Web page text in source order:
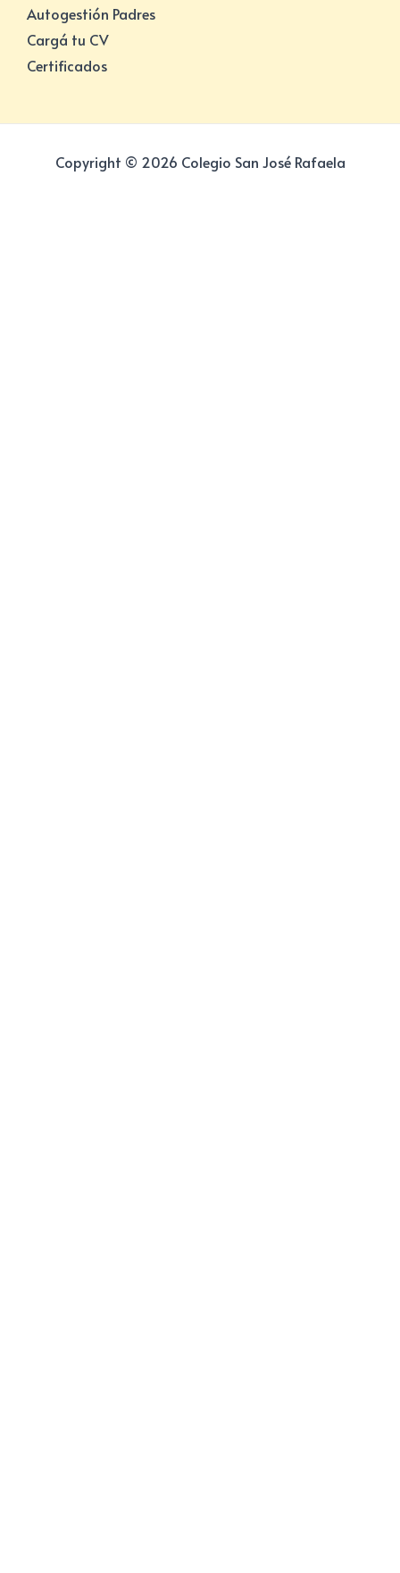
Autogestión Padres
Cargá tu CV
Certificados
Copyright © 2026 Colegio San José Rafaela